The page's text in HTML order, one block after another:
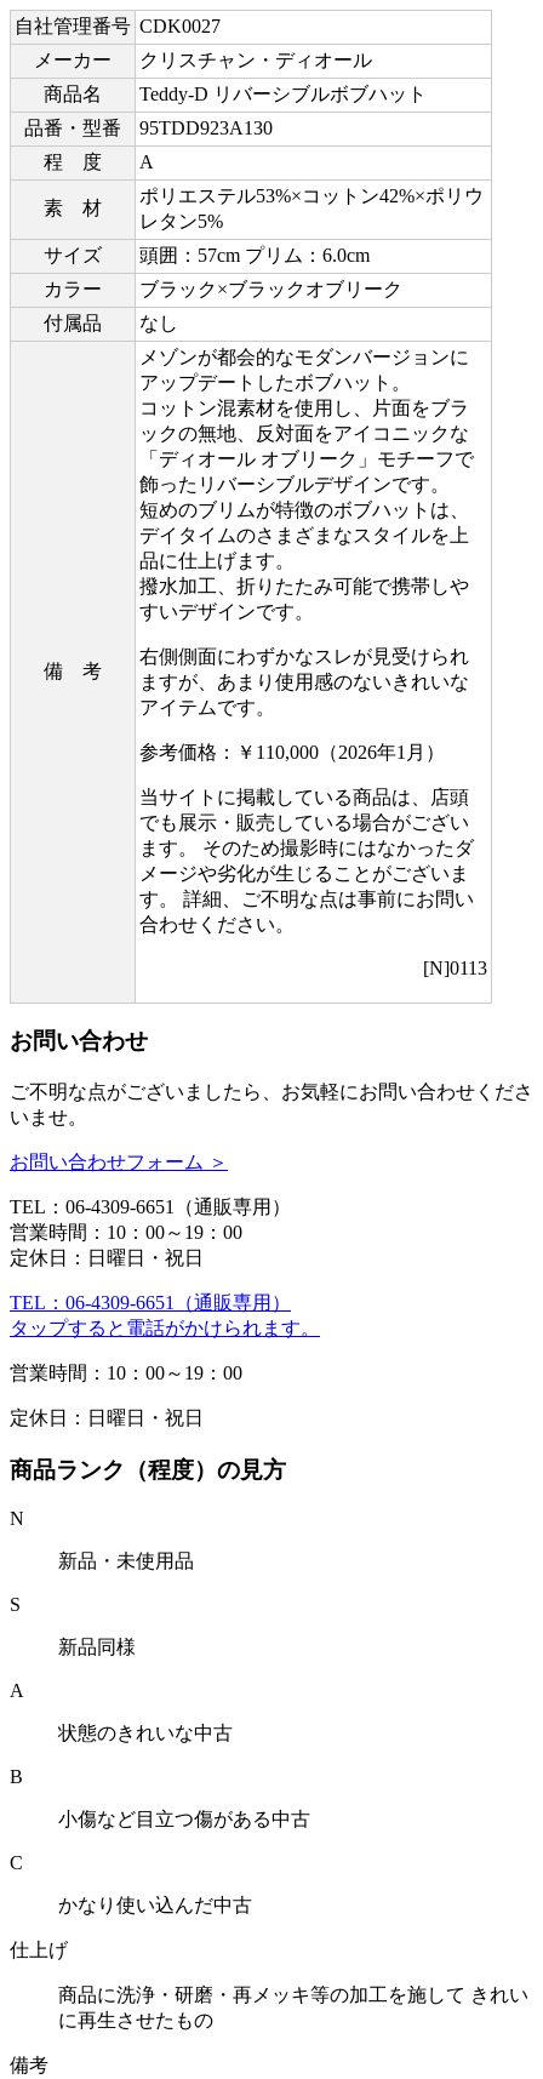
自社管理番号 CDK0027
メーカー
クリスチャン・ディオール
商品名
Teddy-D リバーシブルボブハット
品番・型番
95TDD923A130
程 度
A
素 材
ポリエステル53%×コットン42%×ポリウ
レタン5%
サイズ
頭囲：57cm プリム：6.0cm
カラー
ブラック×ブラックオブリーク
付属品
なし
備 考
メゾンが都会的なモダンバージョンに
アップデートしたボブハット。
コットン混素材を使用し、片面をブラ
ックの無地、反対面をアイコニックな
「ディオール オブリーク」モチーフで
飾ったリバーシブルデザインです。
短めのブリムが特徴のボブハットは、
デイタイムのさまざまなスタイルを上
品に仕上げます。
撥水加工、折りたたみ可能で携帯しや
すいデザインです。
右側側面にわずかなスレが見受けられ
ますが、あまり使用感のないきれいな
アイテムです。
参考価格：￥110,000（2026年1月）
当サイトに掲載している商品は、店頭
でも展示・販売している場合がござい
ます。 そのため撮影時にはなかったダ
メージや劣化が生じることがございま
す。 詳細、ご不明な点は事前にお問い
合わせください。
[N]0113
お問い合わせ
ご不明な点がございましたら、お気軽にお問い合わせくださ
いませ。
お問い合わせフォーム ＞
TEL：06-4309-6651（通販専用）
営業時間：10：00～19：00
定休日：日曜日・祝日
TEL：06-4309-6651（通販専用）
タップすると電話がかけられます。
営業時間：10：00～19：00
定休日：日曜日・祝日
商品ランク（程度）の見方
N
新品・未使用品
S
新品同様
A
状態のきれいな中古
B
小傷など目立つ傷がある中古
C
かなり使い込んだ中古
仕上げ
商品に洗浄・研磨・再メッキ等の加工を施して きれい
に再生させたもの
備考